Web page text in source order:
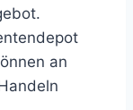
an